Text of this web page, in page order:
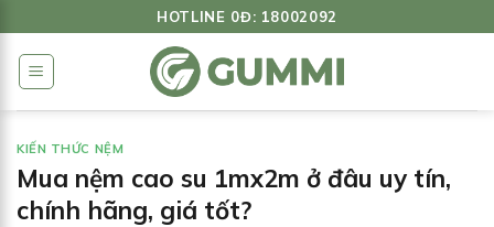
qua
dung
HOTLINE 0Đ: 18002092
KIẾN THỨC NỆM
Mua nệm cao su 1mx2m ở đâu uy tín,
chính hãng, giá tốt?